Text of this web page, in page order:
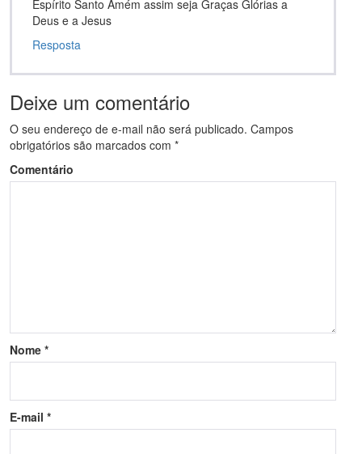
Espírito Santo Amém assim seja Graças Glórias a
Deus e a Jesus
Resposta
Deixe um comentário
O seu endereço de e-mail não será publicado. Campos
obrigatórios são marcados com *
Comentário
Nome *
E-mail *